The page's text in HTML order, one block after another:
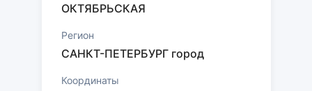
ОКТЯБРЬСКАЯ
Регион
САНКТ-ПЕТЕРБУРГ город
Координаты